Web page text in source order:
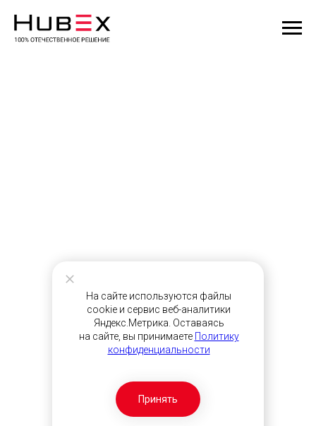
Принять
На сайте используются файлы
cookie и сервис веб-аналитики
Яндекс.Метрика. Оставаясь
на сайте, вы принимаете Политику
конфиденциальности